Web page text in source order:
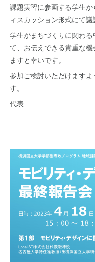
課題実習に参画する学生
ィスカッション形式にて議
学生がまちづくりに関わ
て、お伝えできる貴重な
ますと幸いです。
参加ご検討いただけます
す。
代表